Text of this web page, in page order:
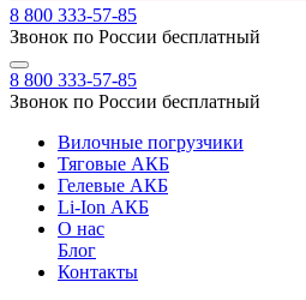
8 800 333-57-85
Звонок по России бесплатный
8 800 333-57-85
Звонок по России бесплатный
Вилочные погрузчики
Тяговые АКБ
Гелевые АКБ
Li-Ion АКБ
О нас
Блог
Контакты